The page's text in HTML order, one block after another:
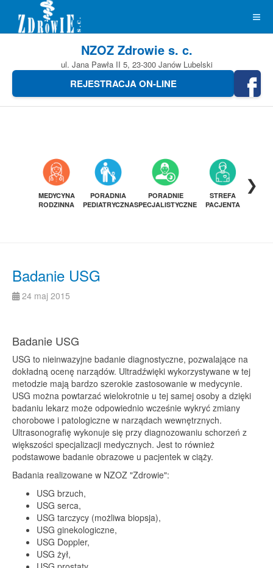
NZOZ Zdrowie s. c.
ul. Jana Pawła II 5, 23-300 Janów Lubelski
REJESTRACJA ON-LINE
MEDYCYNA
RODZINNA
PORADNIA
PEDIATRYCZNA
PORADNIE
SPECJALISTYCZNE
STREFA
PACJENTA
❯
Badanie USG
24 maj 2015
Badanie USG
USG to nieinwazyjne badanie diagnostyczne, pozwalające na
dokładną ocenę narządów. Ultradźwięki wykorzystywane w tej
metodzie mają bardzo szerokie zastosowanie w medycynie.
USG można powtarzać wielokrotnie u tej samej osoby a dzięki
badaniu lekarz może odpowiednio wcześnie wykryć zmiany
chorobowe i patologiczne w narządach wewnętrznych.
Ultrasonografię wykonuje się przy diagnozowaniu schorzeń z
większości specjalizacji medycznych. Jest to również
podstawowe badanie obrazowe u pacjentek w ciąży.
Badania realizowane w NZOZ "Zdrowie":
USG brzuch,
USG serca,
USG tarczycy (możliwa biopsja),
USG ginekologiczne,
USG Doppler,
USG żył,